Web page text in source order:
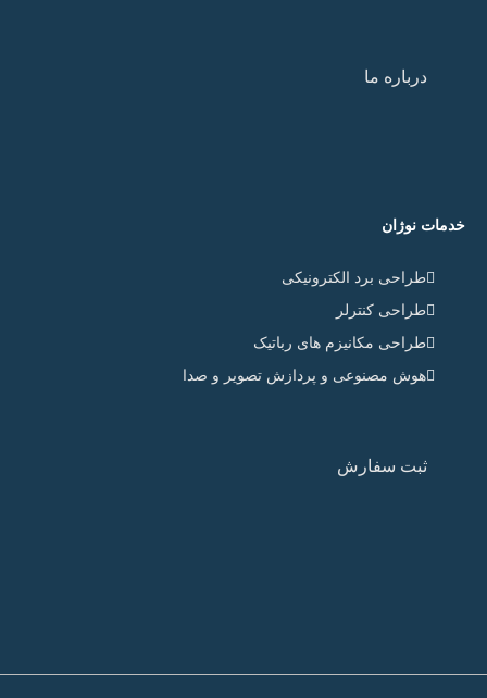
درباره ما
خدمات نوژان
طراحی برد الکترونیکی
طراحی کنترلر
طراحی مکانیزم های رباتیک
هوش مصنوعی و پردازش تصویر و صدا
ثبت سفارش